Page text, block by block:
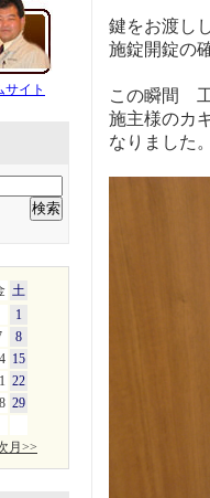
サイト
土
1
8
15
22
29
月>>
鍵をお渡し
施錠開錠の
この瞬間
施主様のカ
なりました